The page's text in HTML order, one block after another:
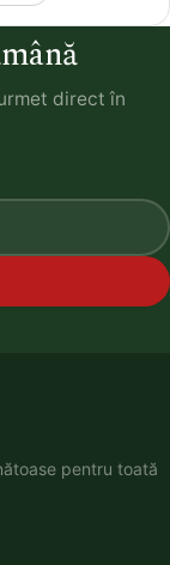
direct în
pentru toată